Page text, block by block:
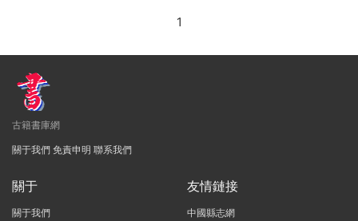
1
古籍書庫網
關于我們 免責申明 聯系我們
關于
關于我們
友情鏈接
中國縣志網